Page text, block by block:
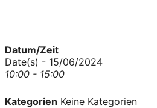
Datum/Zeit
Date(s) - 15/06/2024
10:00 - 15:00
Kategorien Keine Kategorien